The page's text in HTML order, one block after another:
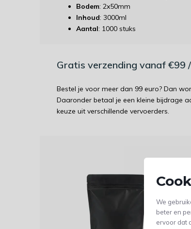
We
beter en
ervoor dat
Bodem: 2x50mm
Inhoud: 3000ml
Aantal: 1000 stuks
Gratis verzending vanaf €99
Bestel je voor meer dan 99 euro? Dan
Daaronder betaal je een kleine bijdrage
keuze uit verschillende vervoerders.